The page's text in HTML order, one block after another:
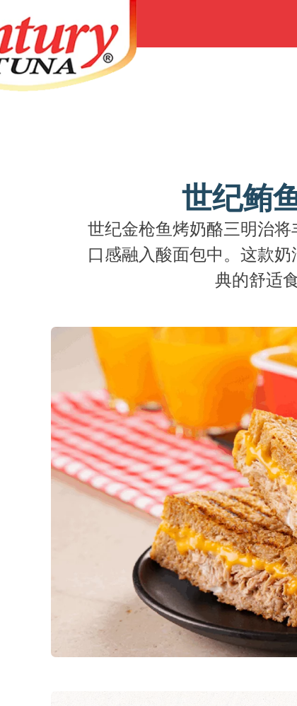
世纪鲔
世纪金枪鱼烤奶酪三明治
口感融入酸面包中。这款
典的舒适